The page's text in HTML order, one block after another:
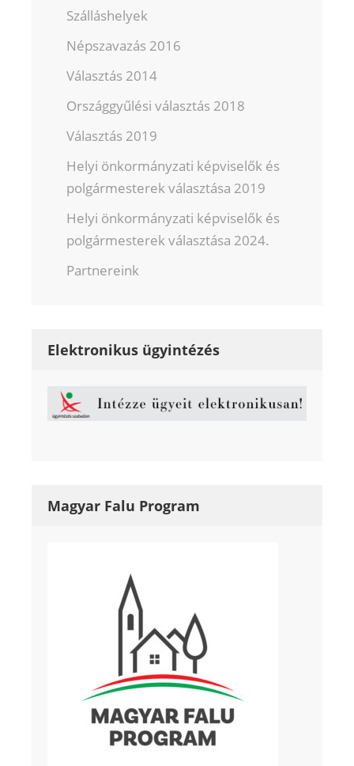
Szálláshelyek
Népszavazás 2016
Választás 2014
Országgyűlési választás 2018
Választás 2019
Helyi önkormányzati képviselők és
polgármesterek választása 2019
Helyi önkormányzati képviselők és
polgármesterek választása 2024.
Partnereink
Elektronikus ügyintézés
Magyar Falu Program